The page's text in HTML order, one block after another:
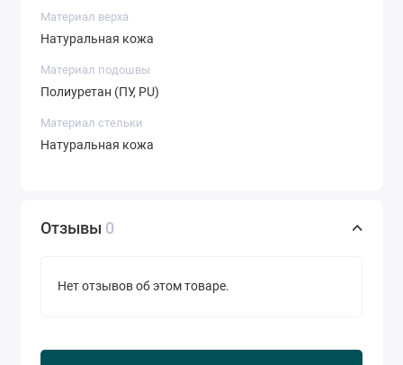
Материал верха
Натуральная кожа
Материал подошвы
Полиуретан (ПУ, PU)
Материал стельки
Натуральная кожа
Отзывы 0
Нет отзывов об этом товаре.